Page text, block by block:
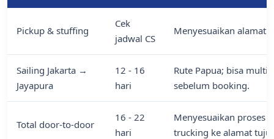
Pickup & stuffing
Cek
jadwal CS
Menyesuaikan alamat
Sailing Jakarta →
Jayapura
12 - 16
hari
Rute Papua; bisa
sebelum booking.
Total door-to-door
16 - 22
hari
Menyesuaikan proses
trucking ke alamat